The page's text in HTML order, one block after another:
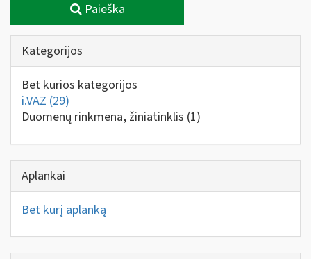
Paieška
Kategorijos
Bet kurios kategorijos
i.VAZ (29)
Duomenų rinkmena, žiniatinklis (1)
Aplankai
Bet kurį aplanką